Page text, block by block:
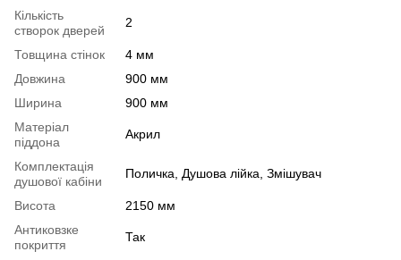
Кількість
створок дверей
2
Товщина стінок
4 мм
Довжина
900 мм
Ширина
900 мм
Матеріал
піддона
Акрил
Комплектація
душової кабіни
Поличка, Душова лійка, Змішувач
Висота
2150 мм
Антиковзке
покриття
Так